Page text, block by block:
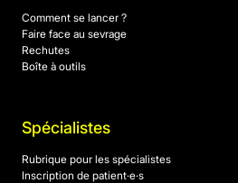
Comment se lancer ?
Faire face au sevrage
Rechutes
Boîte à outils
Spécialistes
Rubrique pour les spécialistes
Inscription de patient·e·s